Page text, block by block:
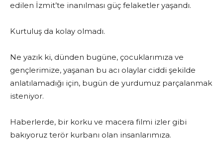
edilen İzmit’te inanılması güç felaketler yaşandı.
Kurtuluş da kolay olmadı.
Ne yazık ki, dünden bugüne, çocuklarımıza ve
gençlerimize, yaşanan bu acı olaylar ciddi şekilde
anlatılamadığı için, bugün de yurdumuz parçalanmak
isteniyor.
Haberlerde, bir korku ve macera filmi izler gibi
bakıyoruz terör kurbanı olan insanlarımıza.